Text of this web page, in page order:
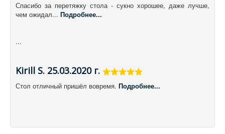
Спасибо за перетяжку стола - сукно хорошее, даже лучше,
чем ожидал... Подробнее...
...
Kirill S. 25.03.2020 г.
Стол отличный пришёл вовремя. Подробнее...